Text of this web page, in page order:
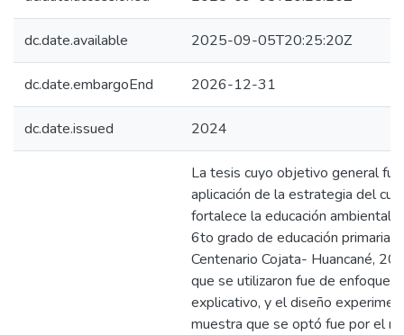
dc.date.available 2025-09-05T20:25:20Z
dc.date.embargoEnd 2026-12-31
dc.date.issued 2024
La tesis cuyo objetivo general
aplicación de la estrategia del
fortalece la educación ambiental
6to grado de educación primaria
Centenario Cojata- Huancané,
que se utilizaron fue de enfoque
explicativo, y el diseño
muestra que se optó fue por el